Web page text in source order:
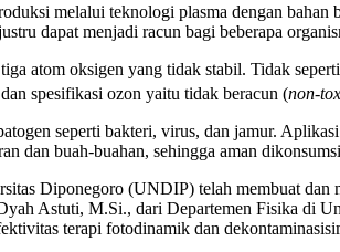
melalui teknologi plasma dengan bahan
dapat menjadi racun bagi beberapa
atom oksigen yang tidak stabil. Tidak
spesifikasi ozon yaitu tidak beracun (non-
seperti bakteri, virus, dan jamur.
dan buah-buahan, sehingga aman
Diponegoro (UNDIP) telah membuat
Astuti, M.Si., dari Departemen Fisika di
terapi fotodinamik dan